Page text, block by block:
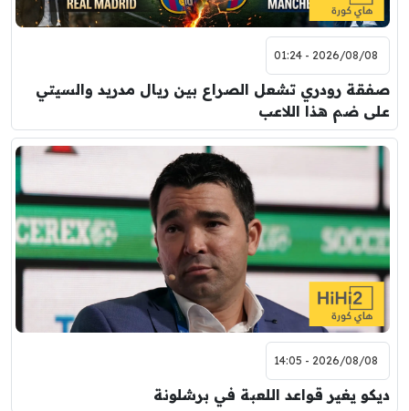
2026/08/08 - 01:24
صفقة رودري تشعل الصراع بين ريال مدريد والسيتي
على ضم هذا اللاعب
2026/08/08 - 14:05
ديكو يغير قواعد اللعبة في برشلونة